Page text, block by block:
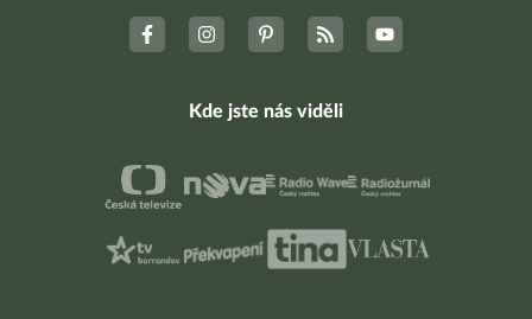
Kde jste nás viděli